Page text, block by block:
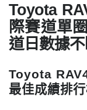
Toyota
際賽道單
道日數據
Toyota
最佳成績排